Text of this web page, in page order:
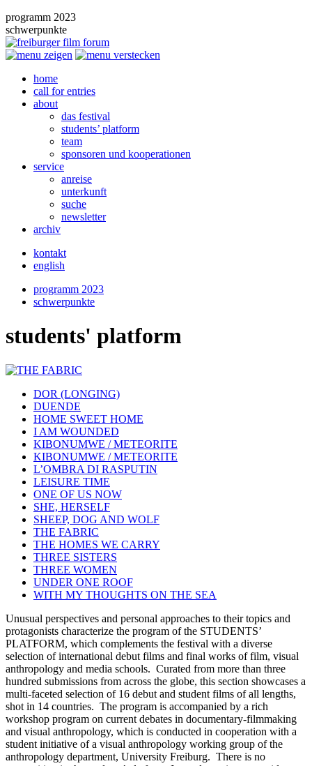
programm 2023
schwerpunkte
home
call for entries
about
das festival
students’ platform
team
sponsoren und kooperationen
service
anreise
unterkunft
suche
newsletter
archiv
kontakt
english
programm 2023
schwerpunkte
students' platform
DOR (LONGING)
DUENDE
HOME SWEET HOME
I AM WOUNDED
KIBONUMWE / METEORITE
KIBONUMWE / METEORITE
L’OMBRA DI RASPUTIN
LEISURE TIME
ONE OF US NOW
SHE, HERSELF
SHEEP, DOG AND WOLF
THE FABRIC
THE HOMES WE CARRY
THREE SISTERS
THREE WOMEN
UNDER ONE ROOF
WITH MY THOUGHTS ON THE SEA
Unusual perspectives and personal approaches to their topics and
protagonists characterize the program of the STUDENTS’
PLATFORM, which complements the festival with a diverse
selection of international debut films and final works of film, visual
anthropology and media schools. Curated from more than three
hundred submissions from across the globe, this section showcases a
multi-faceted selection of 16 debut and student films of all lengths,
shot in 14 countries. The program is accompanied by a rich
workshop program on current debates in documentary-filmmaking
and visual anthropology, which is conducted in cooperation with a
student initiative of a visual anthropology working group of the
anthropology department, University Freiburg. There is no